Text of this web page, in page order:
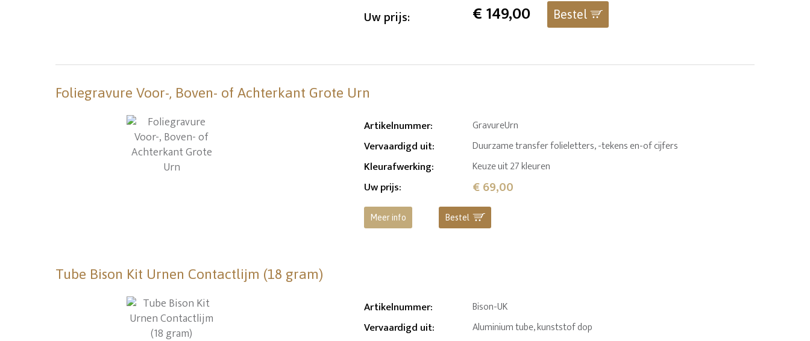
Uw prijs: €149,00 Bestel
Foliegravure Voor-, Boven- of Achterkant Grote Urn
Artikelnummer: GravureUrn
Vervaardigd uit: Duurzame transfer folieletters, -tekens en-of cijfers
Kleurafwerking: Keuze uit 27 kleuren
Uw prijs: € 69,00
Meer info Bestel
Tube Bison Kit Urnen Contactlijm (18 gram)
Artikelnummer: Bison-UK
Vervaardigd uit: Aluminium tube, kunststof dop